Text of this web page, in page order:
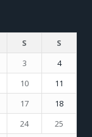
S
S
3
4
10
11
17
18
24
25